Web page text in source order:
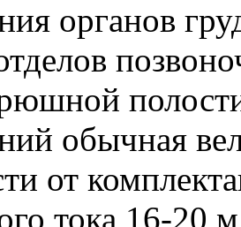
органов
обычная
от
тока 16-20